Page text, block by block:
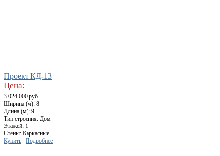
Проект КД-13
Цена:
3 024 000 руб.
Ширина (м): 8
Длина (м): 9
Тип строения: Дом
Этажей: 1
Стены: Каркасные
Купить
Подробнее